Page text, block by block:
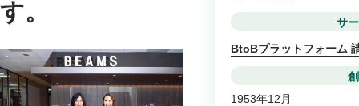
す。
サ
BtoBプラットフォーム
1953年12月